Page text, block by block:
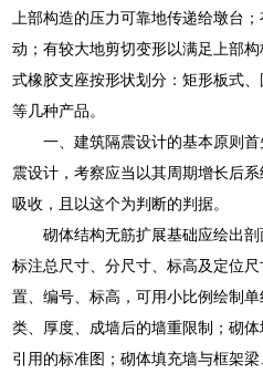
上部构造的压力可靠地传递给墩台
动；有较大地剪切变形以满足上部
式橡胶支座按形状划分：矩形板式、
等几种产品。
一、建筑隔震设计的基本原则
震设计，考察应当以其周期增长后
吸收，且以这个为判断的判据。
砌体结构无筋扩展基础应绘出
标注总尺寸、分尺寸、标高及定位
置、编号、标高，可用小比例绘制
类、厚度、成墙后的墙重限制；砌
引用的标准图；砌体填充墙与框架